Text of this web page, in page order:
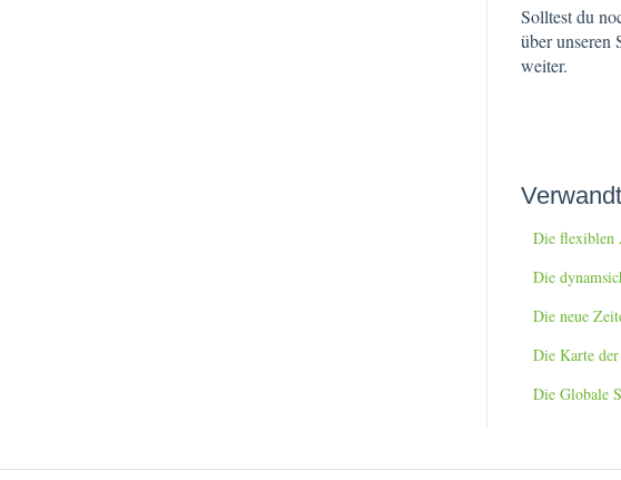
Solltest du
über
weiter.
Die flexiblen
Die
Die neue
Die Karte
Die Globale